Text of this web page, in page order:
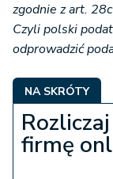
zgodnie z art.
Czyli polski
odprowadzić
NA SKRÓTY
firmę